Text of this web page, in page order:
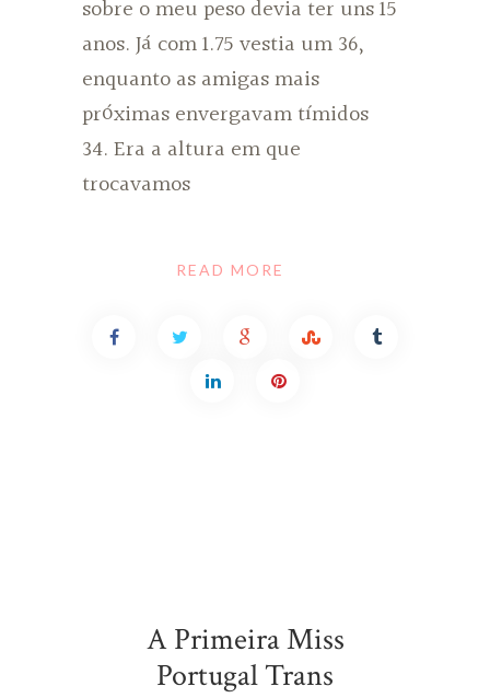
sobre o meu peso devia ter uns 15
anos. Já com 1.75 vestia um 36,
enquanto as amigas mais
próximas envergavam tímidos
34. Era a altura em que
trocavamos
READ MORE
A Primeira Miss
Portugal Trans